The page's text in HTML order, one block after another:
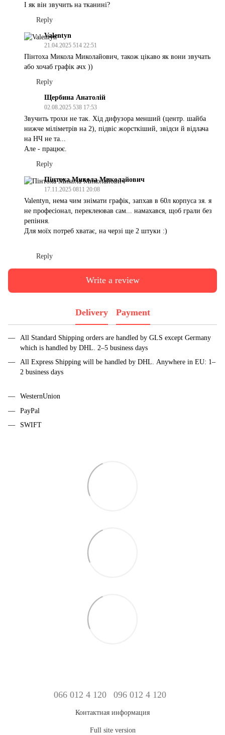
І як він звучить на тканині?
Reply
Valentyn
21.04.2025 514 22:51
Пінтоха Микола Миколайович, також цікаво як вони звучать
або хочаб графік ачх ))
Reply
Щербина Анатолій
02.08.2025 538 17:53
Звучить трохи не так. Хід дифузора менший (центр. шайба
нижче міліметрів на 2), підвіс жорсткіший, звідси й відлача
на НЧ не та...
Але - працює.
Reply
Пінтоха Микола Миколайович
17.11.2025 0811 20:08
Valentyn, нема чим знімати графік, запхав в 60л корпуса зя. я
не професіонал, переклеював сам... намахався, щоб грали без
репіння.
Для моїх потреб хватає, на черзі ще 2 штуки :)
Reply
Write a review
Delivery Payment
All Standard Shipping orders are handled by GLS except Germany
which is handled by DHL. 2–5 business days
All Express Shipping will be handled by DHL. Anywhere in EU: 1–
2 business days
WesternUnion
PayPal
SWIFT
066 012 4 120 096 012 4 120
Контактная информация
Full site version